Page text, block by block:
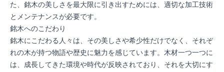
た、銘木の美しさを最大限に引き出すためには、適切な加工技術
とメンテナンスが必要です。
銘木へのこだわり
銘木にこだわる人々は、その美しさや希少性だけでなく、それぞ
れの木が持つ物語や歴史に魅力を感じています。木材一つ一つに
は、成長してきた環境や時代が反映されており、それを大切にす